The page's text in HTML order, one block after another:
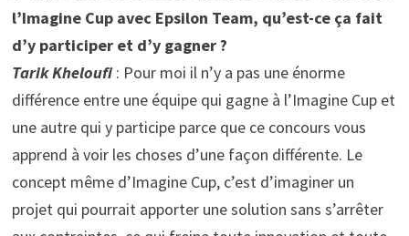
l’Imagine Cup avec Epsilon Team, qu’est-ce ça fait
d’y participer et d’y gagner ?
Tarik Kheloufi: Pour moi il n’y a pas une énorme
différence entre une équipe qui gagne à l’Imagine Cup et
une autre qui y participe parce que ce concours vous
apprend à voir les choses d’une façon différente. Le
concept même d’Imagine Cup, c’est d’imaginer un
projet qui pourrait apporter une solution sans s’arrêter